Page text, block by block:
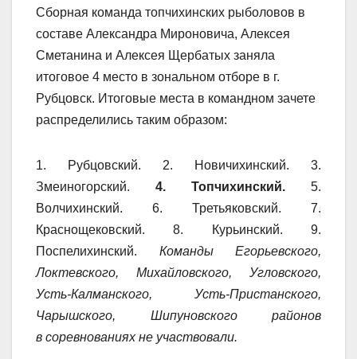
Сборная команда топчихинских рыболовов в
составе Александра Мироновича, Алексея
Сметанина и Алексея Щербатых заняла
итоговое 4 место в зональном отборе в г.
Рубцовск. Итоговые места в командном зачете
распределились таким образом:
1. Рубцовский. 2. Новичихинский. 3.
Змеиногорский. 4. Топчихинский. 5.
Волчихинский. 6. Третьяковский. 7.
Краснощековский. 8. Курьинский. 9.
Поспелихинский. Команды Егорьевского,
Локтевского, Михайловского, Угловского,
Усть-Калманского, Усть-Пристанского,
Чарышского, Шипуновского районов
в соревнованиях не участвовали.